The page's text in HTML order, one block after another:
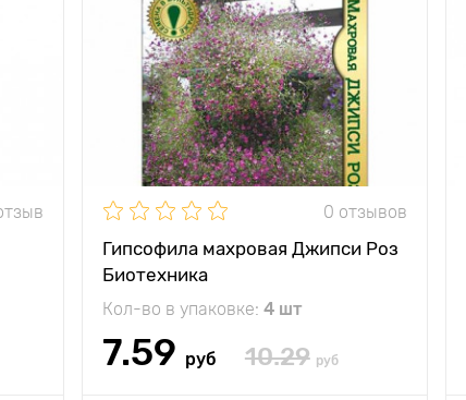
см
0 отзывов
Гипсофила махровая Джипси Роз
Биотехника
Кол-во в упаковке: 4 шт
7.59 руб 10.29 руб
Высота растения 35 - 45 см
Растояние между
растениями
30 - 40 см
Местоположение солнечное место